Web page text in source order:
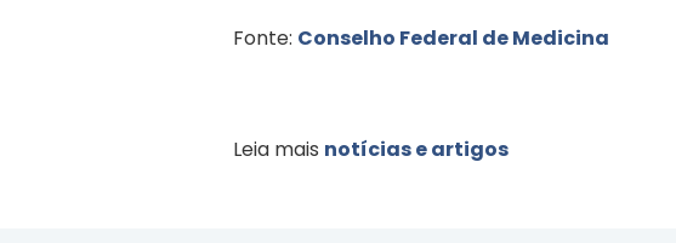
Fonte: Conselho Federal de Medicina
Leia mais notícias e artigos